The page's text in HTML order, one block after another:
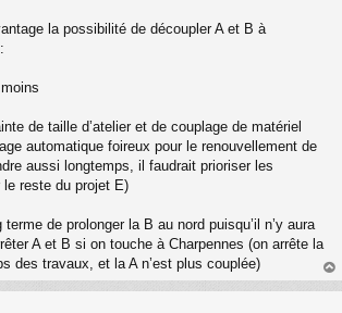
la possibilité de découpler A et B à
de taille d’atelier et de couplage de matériel
automatique foireux pour le renouvellement de
aussi longtemps, il faudrait prioriser les
reste du projet E)
de prolonger la B au nord puisqu’il n’y aura
A et B si on touche à Charpennes (on arrête la
des travaux, et la A n’est plus couplée)
au